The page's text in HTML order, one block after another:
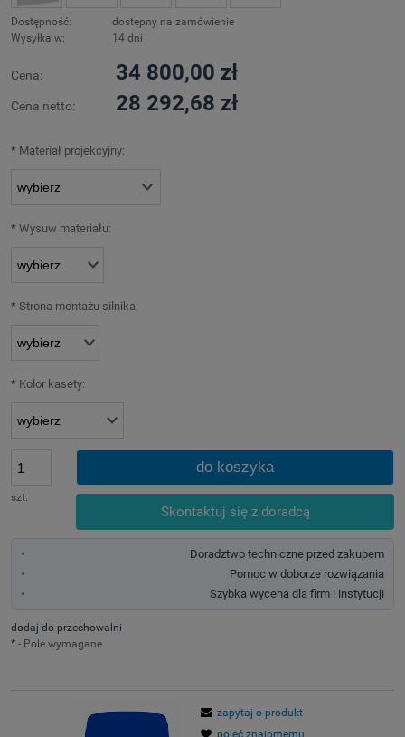
Dostępność:
dostępny na zamówienie
Wysyłka w:
14 dni
Cena: 34 800,00 zł
Cena netto: 28 292,68 zł
* Materiał projekcyjny:
* Wysuw materiału:
* Strona montażu silnika:
* Kolor kasety:
szt.
do koszyka
Skontaktuj się z doradcą
Doradztwo techniczne przed zakupem
Pomoc w doborze rozwiązania
Szybka wycena dla firm i instytucji
dodaj do przechowalni
* - Pole wymagane
zapytaj o produkt
poleć znajomemu